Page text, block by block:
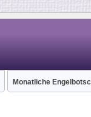
Monatliche